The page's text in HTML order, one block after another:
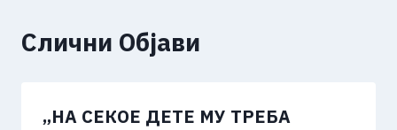
Слични Објави
„НА СЕКОЕ ДЕТЕ МУ ТРЕБА